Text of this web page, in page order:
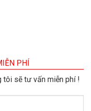
PHÍ
tôi sẽ tư vấn miễn phí !